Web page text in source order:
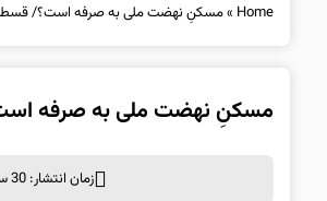
Home
»مسکنِ نهضت ملی به صرفه است؟/
مسکنِ نهضت ملی به صرفه
زمان انتشار: 30 سپتامبر 2025 ساعت 11:30